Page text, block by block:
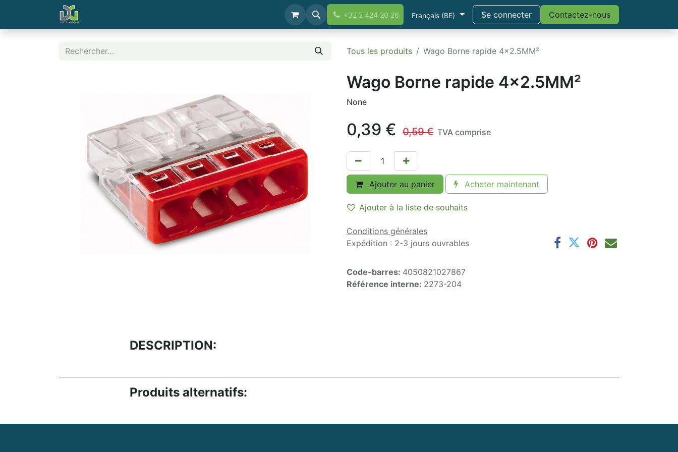
+32 2 424 20 26 Français (BE) Se connecter Contactez-nous
Tous les produits Wago Borne rapide 4x2.5MM²
Wago Borne rapide 4x2.5MM²
None
0,39 € 0,59€ TVA comprise
Ajouter au panier Acheter maintenant
Ajouter à la liste de souhaits
Conditions générales
Expédition : 2-3 jours ouvrables
Code-barres: 4050821027867
Référence interne: 2273-204
DESCRIPTION:
Produits alternatifs: